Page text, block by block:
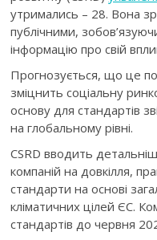
утримались – 28. Вона
публічними,
інформацію про свій
Прогнозується, що це
зміцнить соціальну
основу для стандартів
на глобальному рівні.
CSRD вводить
компаній на довкілля,
стандарти на основі
кліматичних цілей ЄС.
стандартів до червня